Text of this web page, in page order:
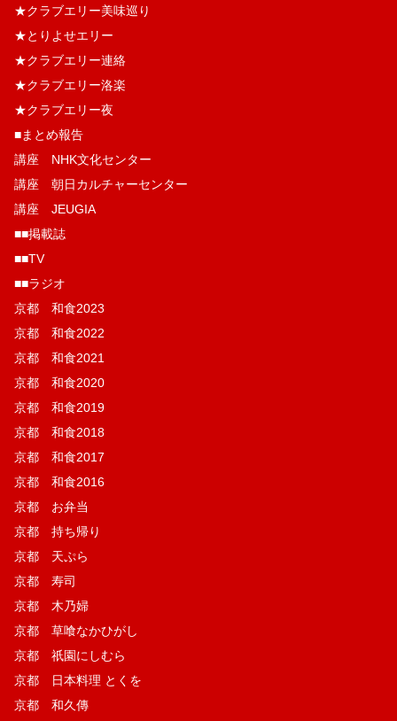
★クラブエリー美味巡り
★とりよせエリー
★クラブエリー連絡
★クラブエリー洛楽
★クラブエリー夜
■まとめ報告
講座 NHK文化センター
講座 朝日カルチャーセンター
講座 JEUGIA
■■掲載誌
■■TV
■■ラジオ
京都 和食2023
京都 和食2022
京都 和食2021
京都 和食2020
京都 和食2019
京都 和食2018
京都 和食2017
京都 和食2016
京都 お弁当
京都 持ち帰り
京都 天ぷら
京都 寿司
京都 木乃婦
京都 草喰なかひがし
京都 祇園にしむら
京都 日本料理 とくを
京都 和久傳